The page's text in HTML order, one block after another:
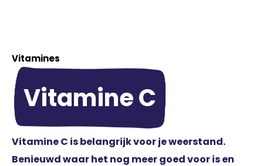
Vitamines
Vitamine C
Vitamine C is belangrijk voor je weerstand.
Benieuwd waar het nog meer goed voor is en